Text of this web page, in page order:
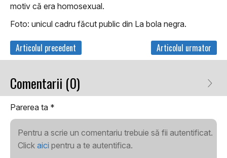
motiv că era homosexual.
Foto: unicul cadru făcut public din La bola negra.
Articolul precedent Articolul urmator
Comentarii (0)
Parerea ta *
Pentru a scrie un comentariu trebuie să fii autentificat.
Click aici pentru a te autentifica.